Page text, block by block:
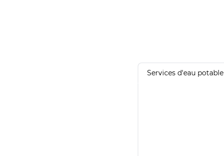
Services d'eau potable